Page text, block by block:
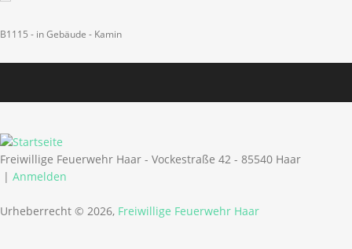
B1115 - in Gebäude - Kamin
Freiwillige Feuerwehr Haar - Vockestraße 42 - 85540 Haar
| Anmelden
Urheberrecht © 2026, Freiwillige Feuerwehr Haar